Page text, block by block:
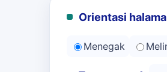
Orientasi
Menegak